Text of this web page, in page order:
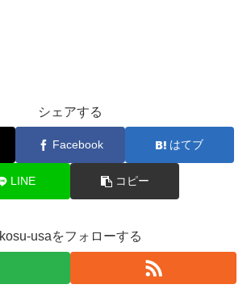
シェアする
Facebook はてブ
LINE コピー
kosu-usaをフォローする